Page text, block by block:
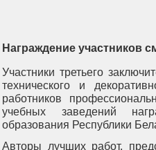
Награждение участников
Участники третьего
технического и
работников
учебных заведений
образования Республики
Авторы лучших работ,